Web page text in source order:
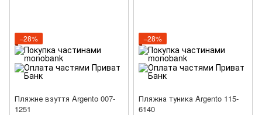
−28%
Пляжне взуття Argento 007-
1251
−28%
Пляжна туника Argento 115-
6140